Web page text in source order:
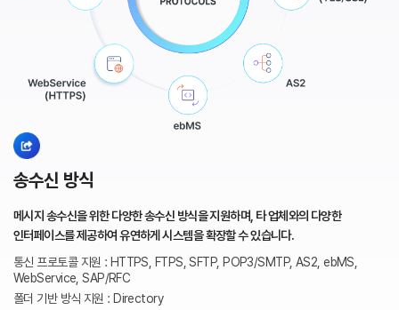
송수신 방식
메시지 송수신을 위한 다양한 송수신 방식을 지원하며, 타 업체와의 다양한
인터페이스를 제공하여 유연하게 시스템을 확장할 수 있습니다.
통신 프로토콜 지원 : HTTPS, FTPS, SFTP, POP3/SMTP, AS2, ebMS,
WebService, SAP/RFC
폴더 기반 방식 지원 : Directory